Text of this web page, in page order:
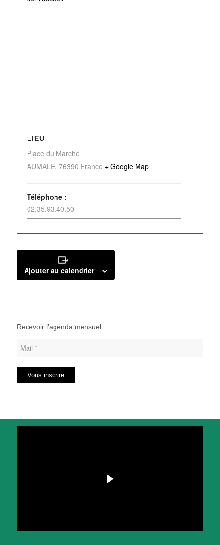
LIEU
Place du Marché
AUMALE, 76390 France + Google Map
Téléphone :
02.35.93.40.50
Ajouter au calendrier
Recevoir l’agenda mensuel.